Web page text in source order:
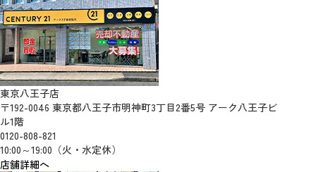
東京八王子店
〒192-0046 東京都八王子市明神町3丁目2番5号 アーク八王子ビ
ル1階
0120-808-821
10:00～19:00（火・水定休）
店舗詳細へ